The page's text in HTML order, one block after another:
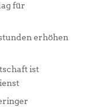
für
erhöhen
ist